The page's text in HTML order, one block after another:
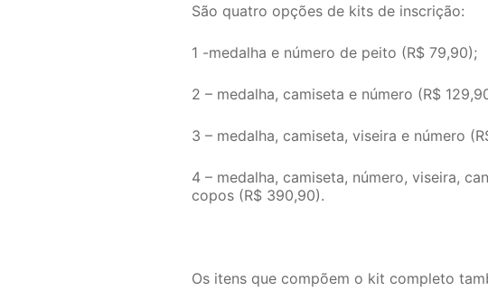
São quatro opções de kits de inscrição:
1 -medalha e número de peito (R$ 79,90);
2 – medalha, camiseta e número (R$
3 – medalha, camiseta, viseira e número
4 – medalha, camiseta, número, viseira,
copos (R$ 390,90).
Os itens que compõem o kit completo